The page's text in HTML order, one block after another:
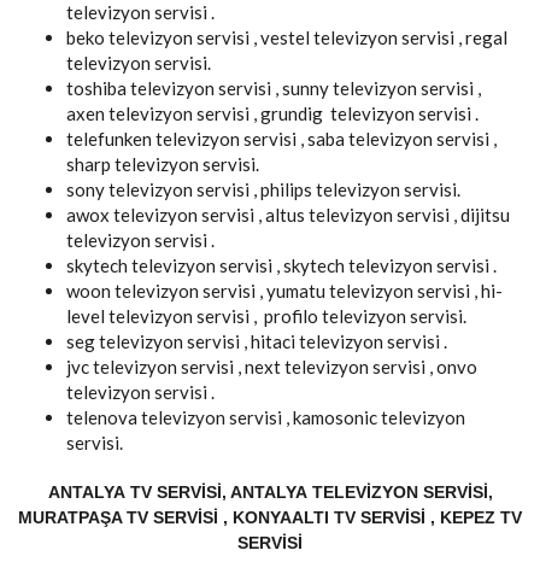
televizyon servisi .
beko televizyon servisi , vestel televizyon servisi , regal
televizyon servisi.
toshiba televizyon servisi , sunny televizyon servisi ,
axen televizyon servisi , grundig televizyon servisi .
telefunken televizyon servisi , saba televizyon servisi ,
sharp televizyon servisi.
sony televizyon servisi , philips televizyon servisi.
awox televizyon servisi , altus televizyon servisi , dijitsu
televizyon servisi .
skytech televizyon servisi , skytech televizyon servisi .
woon televizyon servisi , yumatu televizyon servisi , hi-
level televizyon servisi , profilo televizyon servisi.
seg televizyon servisi , hitaci televizyon servisi .
jvc televizyon servisi , next televizyon servisi , onvo
televizyon servisi .
telenova televizyon servisi , kamosonic televizyon
servisi.
ANTALYA TV SERVISI, ANTALYA TELEVIZYON SERVISI,
MURATPAŞA TV SERVISI , KONYAALTI TV SERVISI , KEPEZ TV
SERVISI